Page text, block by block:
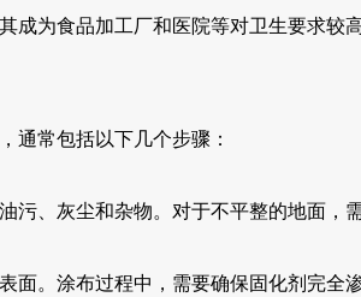
成为食品加工厂和医院等对卫生要求较
通常包括以下几个步骤：
污、灰尘和杂物。对于不平整的地面，
面。涂布过程中，需要确保固化剂完全